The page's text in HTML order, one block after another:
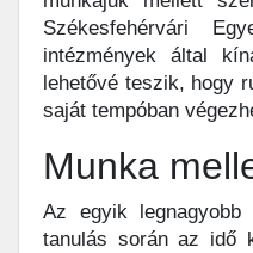
Székesfehérvári
intézmények által
lehetővé teszik, hogy
saját tempóban
Munka
Az egyik
tanulás során az idő